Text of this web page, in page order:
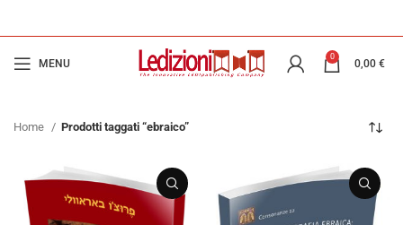
MENU
0
0,00 €
Home Prodotti taggati “ebraico”